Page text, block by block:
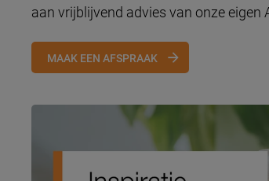
aan vrijblijvend advies van onze
MAAK EEN AFSPRAAK